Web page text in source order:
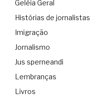
Geléia Geral
Histórias de jornalistas
Imigração
Jornalismo
Jus sperneandi
Lembranças
Livros